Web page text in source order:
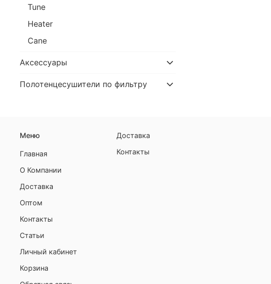
Tune
Heater
Cane
Аксессуары
Полотенцесушители по фильтру
Меню
Главная
О Компании
Доставка
Оптом
Контакты
Статьи
Личный кабинет
Корзина
Доставка
Контакты